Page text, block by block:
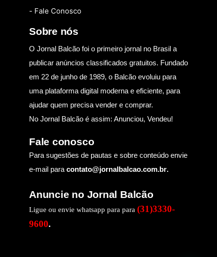
- Fale Conosco
Sobre nós
O Jornal Balcão foi o primeiro jornal no Brasil a
publicar anúncios classificados gratuitos. Fundado
em 22 de junho de 1989, o Balcão evoluiu para
uma plataforma digital moderna e eficiente, para
ajudar quem precisa vender e comprar.
No Jornal Balcão é assim: Anunciou, Vendeu!
Fale conosco
Para sugestões de pautas e sobre conteúdo envie
e-mail paracontato@jornalbalcao.com.br.
Anuncie no Jornal Balcão
Ligue ou envie whatsapp para para (31)3330-
9600.